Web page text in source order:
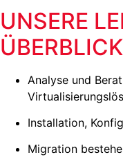
UNSERE
ÜBERBLICK
Analyse und
Installation,
Migration